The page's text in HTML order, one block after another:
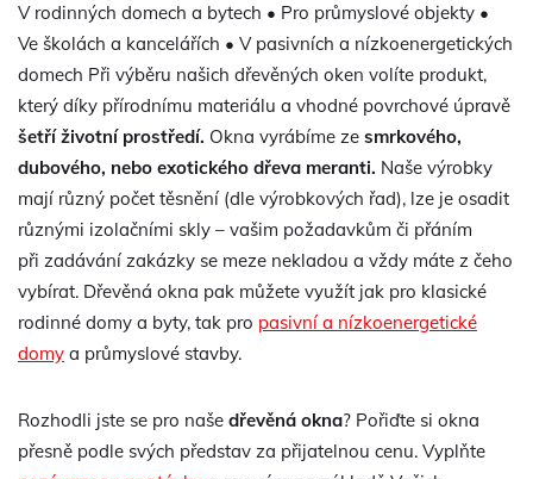
V rodinných domech a bytech • Pro průmyslové objekty •
Ve školách a kancelářích • V pasivních a nízkoenergetických
domech Při výběru našich dřevěných oken volíte produkt,
který díky přírodnímu materiálu a vhodné povrchové úpravě
šetří životní prostředí. Okna vyrábíme ze smrkového,
dubového, nebo exotického dřeva meranti. Naše výrobky
mají různý počet těsnění (dle výrobkových řad), lze je osadit
různými izolačními skly – vašim požadavkům či přáním
při zadávání zakázky se meze nekladou a vždy máte z čeho
vybírat. Dřevěná okna pak můžete využít jak pro klasické
rodinné domy a byty, tak pro pasivní a nízkoenergetické
domy a průmyslové stavby.
Rozhodli jste se pro naše dřevěná okna? Pořiďte si okna
přesně podle svých představ za přijatelnou cenu. Vyplňte